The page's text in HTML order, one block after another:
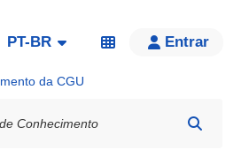
PT-BR Entrar
da CGU